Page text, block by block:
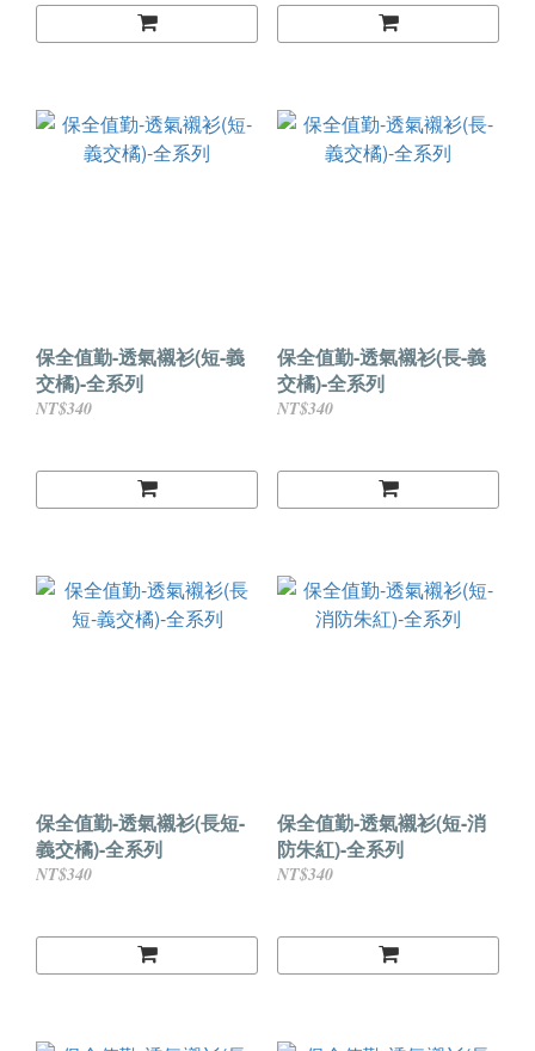
保全值勤-透氣襯衫(短-義
交橘)-全系列
NT$340
保全值勤-透氣襯衫(長-義
交橘)-全系列
NT$340
保全值勤-透氣襯衫(長短-
義交橘)-全系列
NT$340
保全值勤-透氣襯衫(短-消
防朱紅)-全系列
NT$340